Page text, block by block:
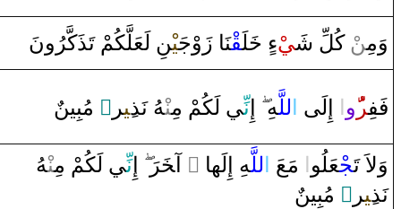
وَمِ‍‌‍ن ْ كُلِّ شَ‍‍يْءٍ‌ خَ‍‍لَ‍‍قْ‍‍نَا‌ ‌زَ‌وْجَ‍‍يْ‍‍نِ لَعَلَّكُمْ تَذَكَّرُ‌ونَ
فَفِ‍‍ر‌و ‌ ‌إِلَى‌ للَّ‍‍هِ ‌إِنِّ‍‍ي لَكُمْ مِ‍‌‍نْ‍‍هُ نَذ‍ِ‍ي‍‍ر ‌ٌ ‌ مُبِينٌ
وَلاَ‌ تَ‍‍جْ‍‍عَلُو ‌ مَعَ للَّ‍‍هِ ‌إِلَها‌ ‌ ً ‍خَ‍رَ‌ ‌إِنِّ‍‍ي لَكُمْ مِ‍‌‍نْ‍‍هُ
نَذ‍ِ‍ي‍‍ر ‌ٌ ‌ مُبِينٌ